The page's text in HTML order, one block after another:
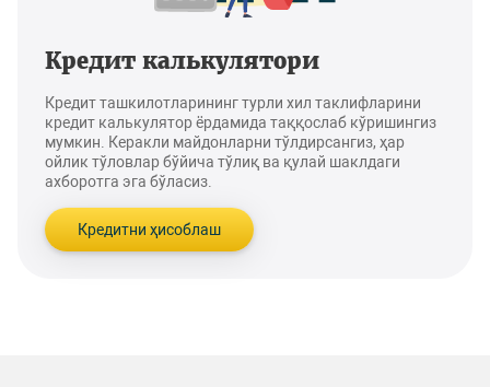
Кредит калькулятори
Кредит ташкилотларининг турли хил таклифларини
кредит калькулятор ёрдамида таққослаб кўришингиз
мумкин. Керакли майдонларни тўлдирсангиз, ҳар
ойлик тўловлар бўйича тўлиқ ва қулай шаклдаги
ахборотга эга бўласиз.
Кредитни ҳисоблаш